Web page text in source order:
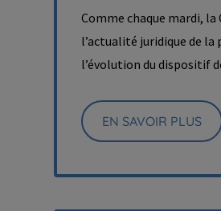
Comme chaque mardi, la
l’actualité juridique de la
l’évolution du dispositif
EN SAVOIR PLUS